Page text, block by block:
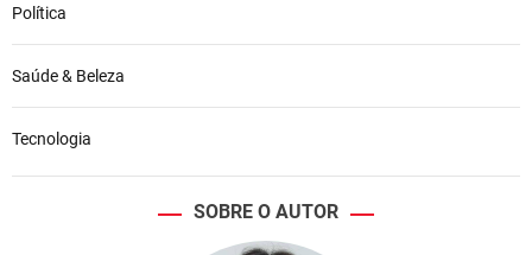
Política
Saúde & Beleza
Tecnologia
SOBRE O AUTOR